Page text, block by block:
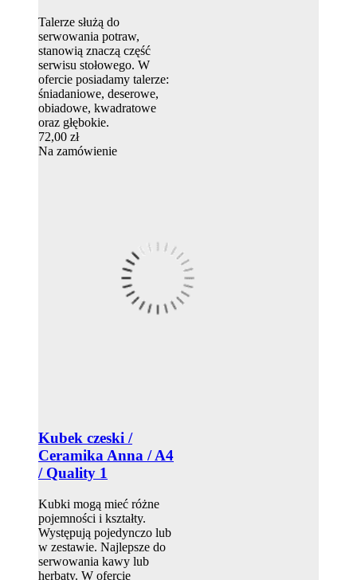
Talerze służą do
serwowania potraw,
stanowią znaczą część
serwisu stołowego. W
ofercie posiadamy talerze:
śniadaniowe, deserowe,
obiadowe, kwadratowe
oraz głębokie.
72,00 zł
Na zamówienie
Kubek czeski /
Ceramika Anna / A4
/ Quality 1
Kubki mogą mieć różne
pojemności i kształty.
Występują pojedynczo lub
w zestawie. Najlepsze do
serwowania kawy lub
herbaty. W ofercie